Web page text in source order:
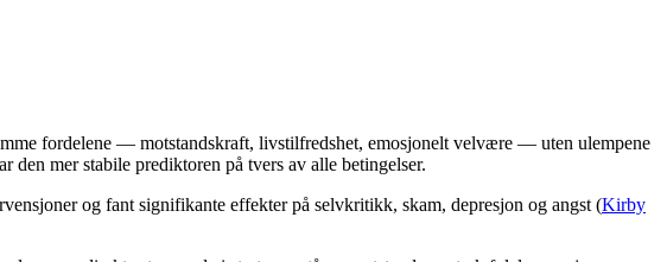
fordelene — motstandskraft, livstilfredshet, emosjonelt velvære — uten ulempene
mer stabile prediktoren på tvers av alle betingelser.
og fant signifikante effekter på selvkritikk, skam, depresjon og angst (Kirby